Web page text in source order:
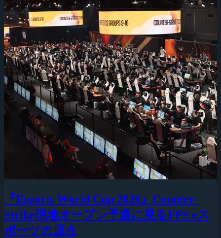
『Esports World Cup 2026』Counter-
Strike現地オープン予選に見るFPS eス
ポーツの原点